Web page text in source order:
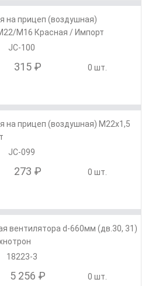
на прицеп (воздушная)
М16 Красная / Импорт
JC-100
315 ₽ 0 шт.
на прицеп (воздушная) М22х1,5
JC-099
273 ₽ 0 шт.
вентилятора d-660мм (дв.30, 31)
18223-3
5 256 ₽ 0 шт.